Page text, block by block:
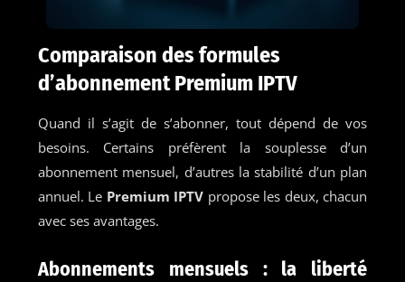
Comparaison des formules
d’abonnement Premium IPTV
Quand il s’agit de s’abonner, tout dépend de vos
besoins. Certains préfèrent la souplesse d’un
abonnement mensuel, d’autres la stabilité d’un plan
annuel. Le Premium IPTV propose les deux, chacun
avec ses avantages.
Abonnements mensuels : la liberté